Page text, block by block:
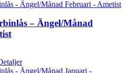
– Ängel/Månad